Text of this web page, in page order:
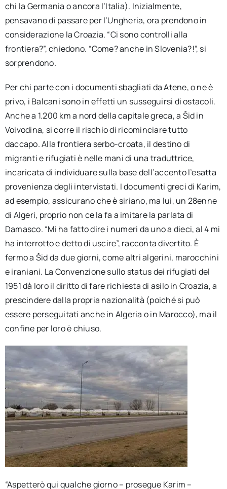
chi la Germania o ancora l’Italia). Inizialmente,
pensavano di passare per l’Ungheria, ora prendono in
considerazione la Croazia. “Ci sono controlli alla
frontiera?”, chiedono. “Come? anche in Slovenia?!”, si
sorprendono.
Per chi parte con i documenti sbagliati da Atene, o ne è
privo, i Balcani sono in effetti un susseguirsi di ostacoli.
Anche a 1.200 km a nord della capitale greca, a Šid in
Voivodina, si corre il rischio di ricominciare tutto
daccapo. Alla frontiera serbo-croata, il destino di
migranti e rifugiati è nelle mani di una traduttrice,
incaricata di individuare sulla base dell’accento l’esatta
provenienza degli intervistati. I documenti greci di Karim,
ad esempio, assicurano che è siriano, ma lui, un 28enne
di Algeri, proprio non ce la fa a imitare la parlata di
Damasco. “Mi ha fatto dire i numeri da uno a dieci, al 4 mi
ha interrotto e detto di uscire”, racconta divertito. È
fermo a Šid da due giorni, come altri algerini, marocchini
e iraniani. La Convenzione sullo status dei rifugiati del
1951 dà loro il diritto di fare richiesta di asilo in Croazia, a
prescindere dalla propria nazionalità (poiché si può
essere perseguitati anche in Algeria o in Marocco), ma il
confine per loro è chiuso.
“Aspetterò qui qualche giorno – prosegue Karim –